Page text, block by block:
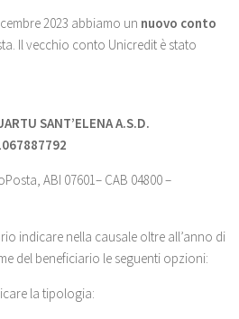
2023 abbiamo un nuovo conto
Il vecchio conto Unicredit è stato
SANT’ELENA A.S.D.
ABI 07601– CAB 04800 –
indicare nella causale oltre all’anno di
del beneficiario le seguenti opzioni:
la tipologia: